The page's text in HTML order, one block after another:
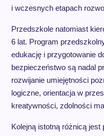
i wczesnych etapach
Przedszkole natomiast
6 lat. Program
edukację i przygotowanie
bezpieczeństwo są nadal
rozwijanie umiejętności
logiczne, orientacja w
kreatywności, zdolności
Kolejną istotną różnicą